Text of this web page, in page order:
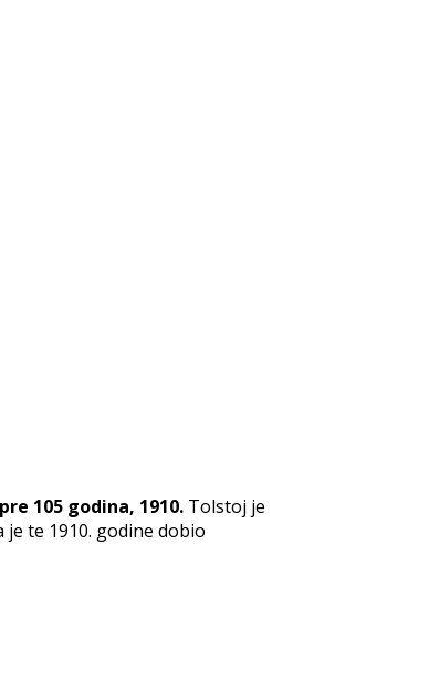
105 godina, 1910. Tolstoj je
te 1910. godine dobio